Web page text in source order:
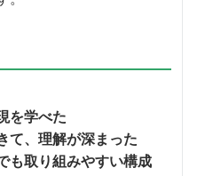
を学べた
て、理解が深まった
も取り組みやすい構成